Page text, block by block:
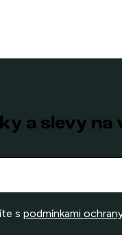
a slevy na
s podmínkami